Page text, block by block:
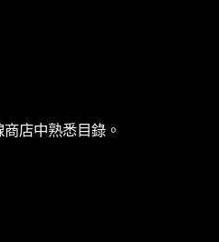
店中熟悉目錄。